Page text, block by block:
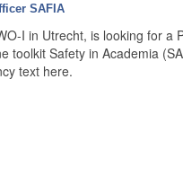
SAFIA
I in Utrecht, is looking for a
toolkit Safety in Academia
text here.